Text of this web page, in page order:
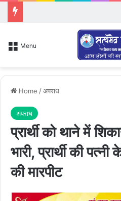
Menu
Home /अपराध
अपराध
प्रार्थी को थाने में
भारी, प्रार्थी की
की मारपीट